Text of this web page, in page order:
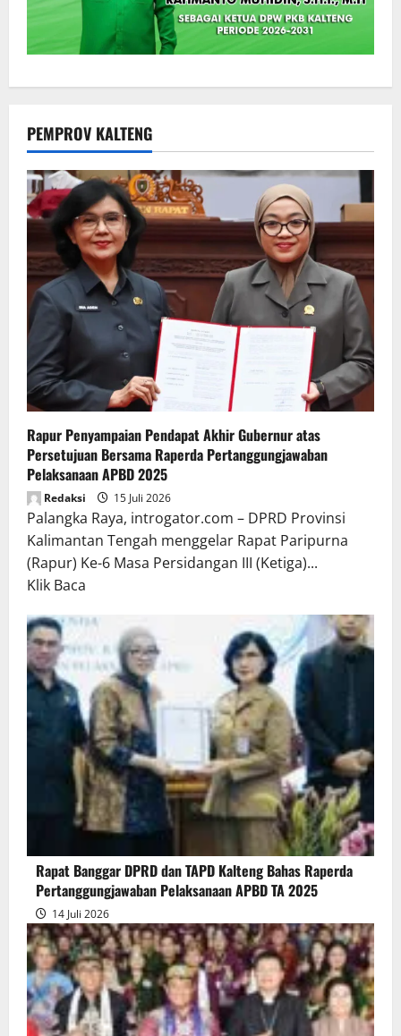
PEMPROV KALTENG
Rapur Penyampaian Pendapat Akhir Gubernur atas
Persetujuan Bersama Raperda Pertanggungjawaban
Pelaksanaan APBD 2025
Redaksi 15 Juli 2026
Palangka Raya, introgator.com – DPRD Provinsi
Kalimantan Tengah menggelar Rapat Paripurna
(Rapur) Ke-6 Masa Persidangan III (Ketiga)...
Klik Baca
about
Rapur
Penyampaian
Pendapat
Akhir
Gubernur
atas
Persetujuan
Bersama
Raperda
Pertanggungjawaban
Pelaksanaan
APBD
2025
Rapat Banggar DPRD dan TAPD Kalteng Bahas Raperda
Pertanggungjawaban Pelaksanaan APBD TA 2025
14 Juli 2026